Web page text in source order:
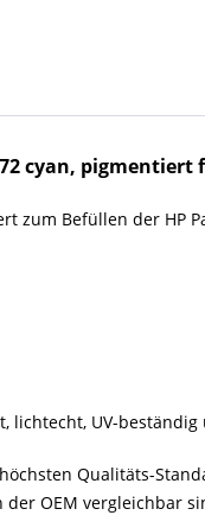
cyan, pigmentiert
zum Befüllen der HP
lichtecht, UV-beständig
Qualitäts-
OEM vergleichbar